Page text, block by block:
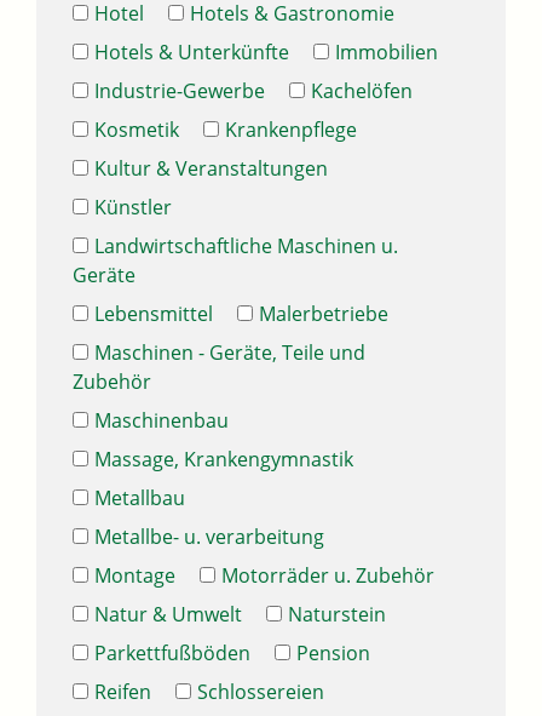
Hotel
Hotels & Gastronomie
Hotels & Unterkünfte
Immobilien
Industrie-Gewerbe
Kachelöfen
Kosmetik
Krankenpflege
Kultur & Veranstaltungen
Künstler
Landwirtschaftliche Maschinen u.
Geräte
Lebensmittel
Malerbetriebe
Maschinen - Geräte, Teile und
Zubehör
Maschinenbau
Massage, Krankengymnastik
Metallbau
Metallbe- u. verarbeitung
Montage
Motorräder u. Zubehör
Natur & Umwelt
Naturstein
Parkettfußböden
Pension
Reifen
Schlossereien